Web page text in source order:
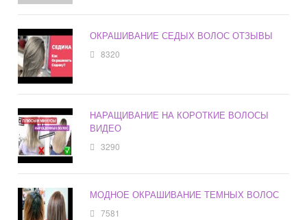
ОКРАШИВАНИЕ СЕДЫХ ВОЛОС ОТЗЫВЫ
8320
НАРАЩИВАНИЕ НА КОРОТКИЕ ВОЛОСЫ
ВИДЕО
3290
МОДНОЕ ОКРАШИВАНИЕ ТЕМНЫХ ВОЛОС
7581